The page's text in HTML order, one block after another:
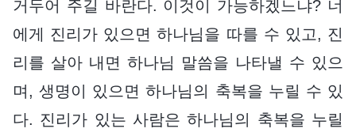
거두어 주길 바란다. 이것이 가능하겠느냐? 너
에게 진리가 있으면 하나님을 따를 수 있고, 진
리를 살아 내면 하나님 말씀을 나타낼 수 있으
며, 생명이 있으면 하나님의 축복을 누릴 수 있
다. 진리가 있는 사람은 하나님의 축복을 누릴